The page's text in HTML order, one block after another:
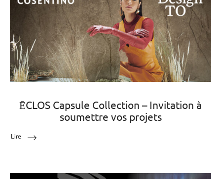
ĒCLOS Capsule Collection – Invitation à
soumettre vos projets
Lire